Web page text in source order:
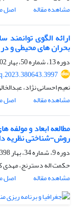
مشاهده مقاله
اصل
ارائه الگوی
بحران های محیطی و
دوره 13، شماره 50، بهار 1402، صفحه
نعیم احسانی نژاد،
مشاهده مقاله
اصل
مطالعه ابعاد و مولفه
روش-شناختی نظریه
دوره 9، شماره 34، بهار 1398، صفحه
حکمت اله دسترنج، مهدی
مشاهده مقاله
اصل